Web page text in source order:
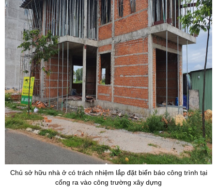
Chủ sở hữu nhà ở có trách nhiệm lắp đặt biển báo công trình tại
cổng ra vào công trường xây dựng